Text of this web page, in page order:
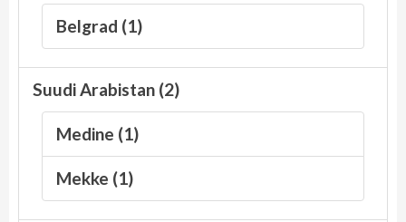
Belgrad (1)
Suudi Arabistan (2)
Medine (1)
Mekke (1)